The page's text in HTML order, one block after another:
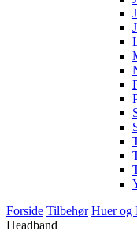
Forside Tilbehør Huer og
Headband